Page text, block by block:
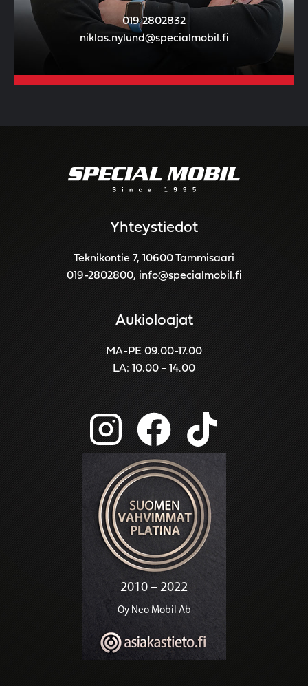
019 2802832
niklas.nylund@specialmobil.fi
Yhteystiedot
Teknikontie 7, 10600 Tammisaari
019-2802800, info@specialmobil.fi
Aukioloajat
MA-PE 09.00-17.00
LA: 10.00 - 14.00